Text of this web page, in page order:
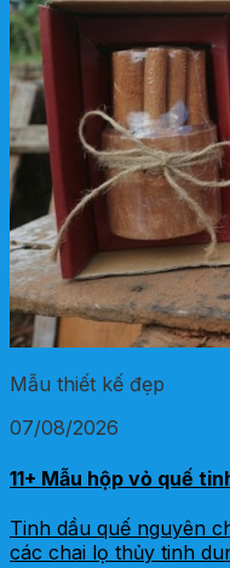
Mẫu thiết kế đẹp
07/08/2026
11+ Mẫu hộp vỏ quế
Tinh dầu quế nguyên
các chai lọ thủy tinh